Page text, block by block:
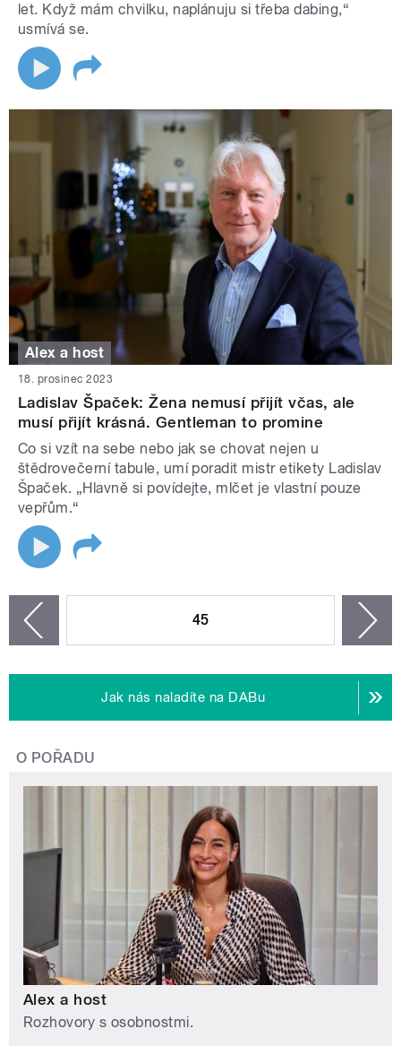
let. Když mám chvilku, naplánuju si třeba dabing,“
usmívá se.
Alex a host
18. prosinec 2023
Ladislav Špaček: Žena nemusí přijít včas, ale
musí přijít krásná. Gentleman to promine
Co si vzít na sebe nebo jak se chovat nejen u
štědrovečerní tabule, umí poradit mistr etikety Ladislav
Špaček. „Hlavně si povídejte, mlčet je vlastní pouze
vepřům.“
45
Jak nás naladíte na DABu
O POŘADU
Alex a host
Rozhovory s osobnostmi.